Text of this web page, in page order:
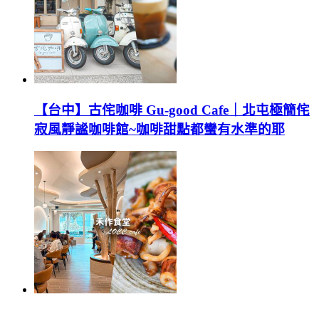
【台中】古侘咖啡 Gu-good Cafe｜北屯極簡侘
寂風靜謐咖啡館~咖啡甜點都蠻有水準的耶